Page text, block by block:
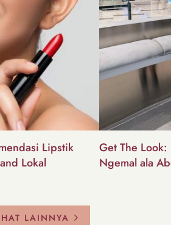
Lipstik
Lokal
Get The
Ngemal ala
LAINNYA